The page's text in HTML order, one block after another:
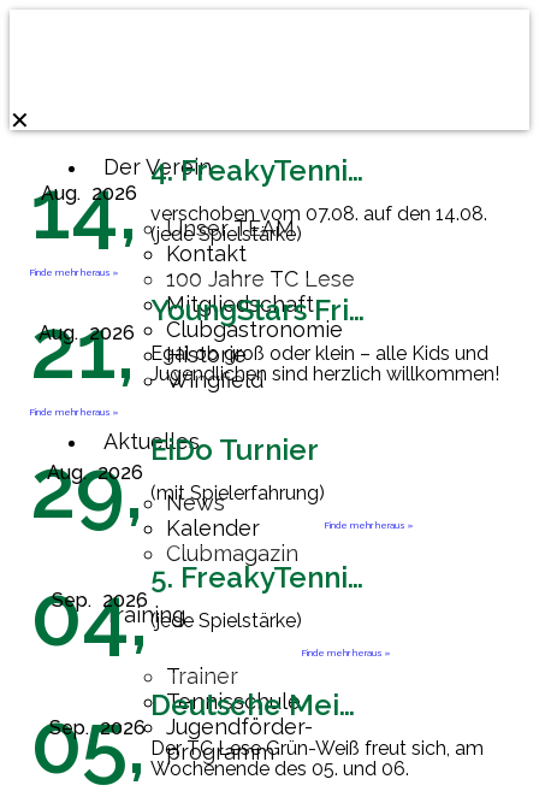
✕
Der Verein
Unser TEAM
Kontakt
100 Jahre TC Lese
Mitgliedschaft
Clubgastronomie
Historie
Wingfield
Aktuelles
News
Kalender
Clubmagazin
Training
Trainer
Tennisschule
Jugendförder-
programm
Aug.
14,
2026
4. FreakyTennisFriday
verschoben vom 07.08. auf den 14.08.
(jede Spielstärke)
Finde mehr heraus »
Aug.
21,
2026
YoungStars Friday
Egal ob groß oder klein – alle Kids und
Jugendlichen sind herzlich willkommen!
Finde mehr heraus »
Aug.
29,
2026
EiDo Turnier
(mit Spielerfahrung)
Finde mehr heraus »
Sep.
04,
2026
5. FreakyTennisFriday
(jede Spielstärke)
Finde mehr heraus »
Sep.
05,
2026
Deutsche Meisterschaft Herren 60
Der TC Lese Grün-Weiß freut sich, am
Wochenende des 05. und 06.